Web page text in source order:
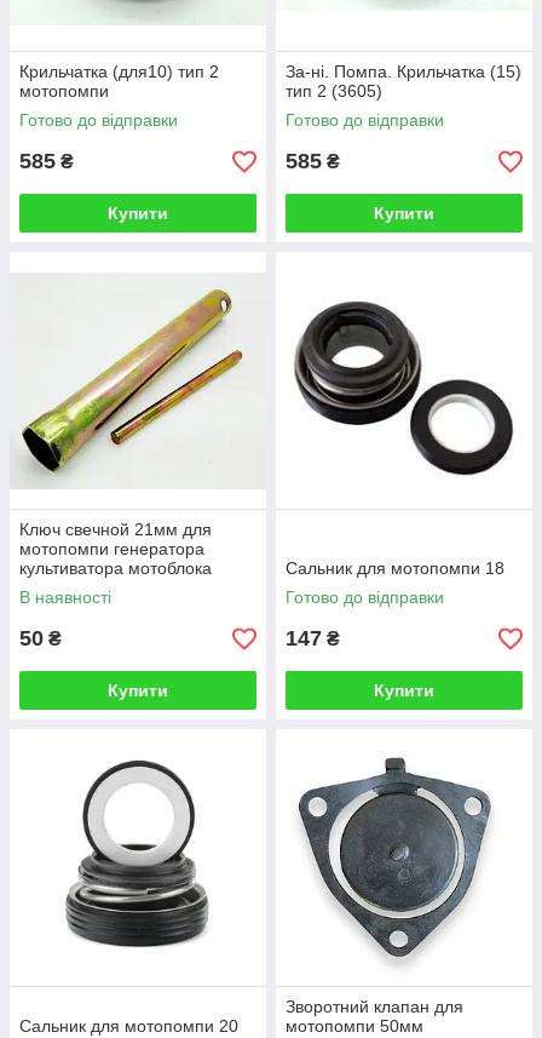
Крильчатка (для10) тип 2
мотопомпи
Готово до відправки
585 ₴
Купити
За-ні. Помпа. Крильчатка (15)
тип 2 (3605)
Готово до відправки
585 ₴
Купити
Ключ свечной 21мм для
мотопомпи генератора
культиватора мотоблока
В наявності
50 ₴
Купити
Сальник для мотопомпи 18
Готово до відправки
147 ₴
Купити
Сальник для мотопомпи 20
Зворотний клапан для
мотопомпи 50мм